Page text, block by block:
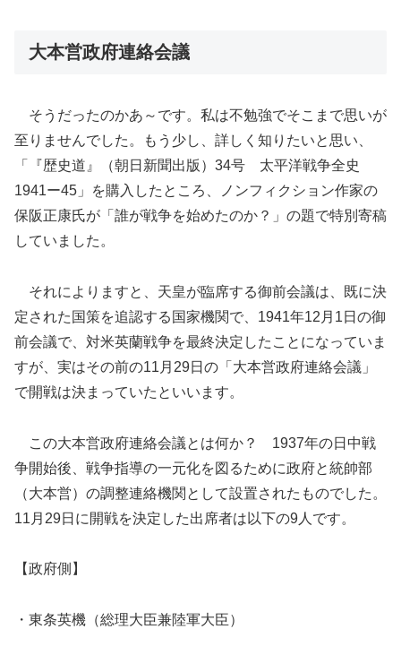
大本営政府連絡会議
そうだったのかあ～です。私は不勉強でそこまで思いが
至りませんでした。もう少し、詳しく知りたいと思い、
「『歴史道』（朝日新聞出版）34号 太平洋戦争全史
1941ー45」を購入したところ、ノンフィクション作家の
保阪正康氏が「誰が戦争を始めたのか？」の題で特別寄稿
していました。
それによりますと、天皇が臨席する御前会議は、既に決
定された国策を追認する国家機関で、1941年12月1日の御
前会議で、対米英蘭戦争を最終決定したことになっていま
すが、実はその前の11月29日の「大本営政府連絡会議」
で開戦は決まっていたといいます。
この大本営政府連絡会議とは何か？ 1937年の日中戦
争開始後、戦争指導の一元化を図るために政府と統帥部
（大本営）の調整連絡機関として設置されたものでした。
11月29日に開戦を決定した出席者は以下の9人です。
【政府側】
・東条英機（総理大臣兼陸軍大臣）